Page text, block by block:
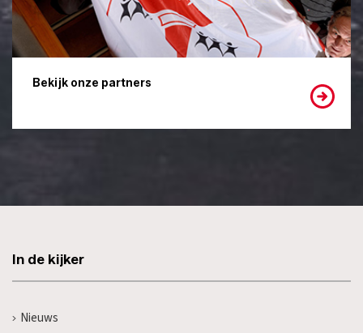
Bekijk onze partners
In de kijker
Nieuws